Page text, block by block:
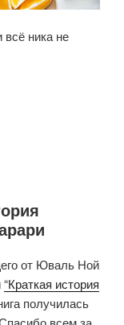
всё ника не
от Юваль Ной
“Краткая история
получилась